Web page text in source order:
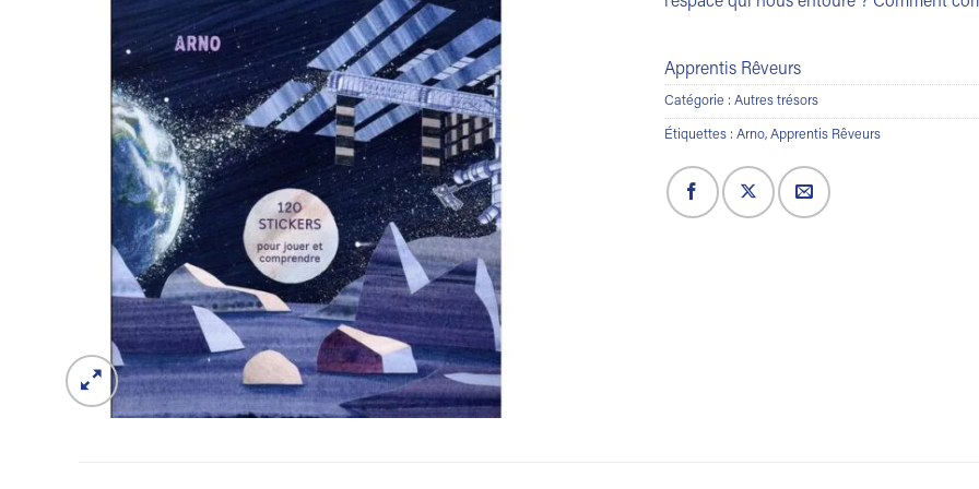
Apprentis Rêveurs
Catégorie : Autres trésors
Étiquettes : Arno, Apprentis Rêveurs